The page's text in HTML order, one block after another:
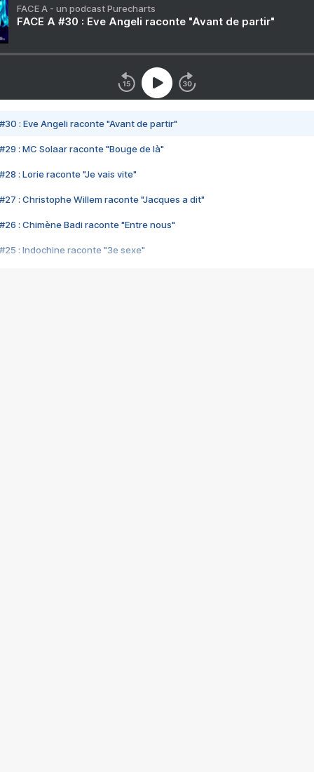
FACE A - un podcast Purecharts
FACE A #30 : Eve Angeli raconte "Avant de partir"
#30 : Eve Angeli raconte "Avant de partir"
#29 : MC Solaar raconte "Bouge de là"
#28 : Lorie raconte "Je vais vite"
#27 : Christophe Willem raconte "Jacques a dit"
#26 : Chimène Badi raconte "Entre nous"
#25 : Indochine raconte "3e sexe"